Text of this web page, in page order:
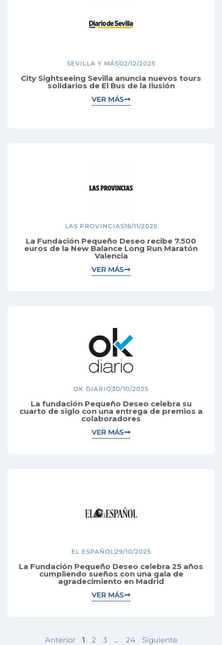
SEVILLA Y MÁS02/12/2025
City Sightseeing Sevilla anuncia nuevos tours
solidarios de El Bus de la Ilusión
VER MÁS
LAS PROVINCIAS16/11/2025
La Fundación Pequeño Deseo recibe 7.500
euros de la New Balance Long Run Maratón
Valencia
VER MÁS
OK DIARIO30/10/2025
La fundación Pequeño Deseo celebra su
cuarto de siglo con una entrega de premios a
colaboradores
VER MÁS
EL ESPAÑOL29/10/2025
La Fundación Pequeño Deseo celebra 25 años
cumpliendo sueños con una gala de
agradecimiento en Madrid
VER MÁS
Anterior 1 2 3 … 24 Siguiente